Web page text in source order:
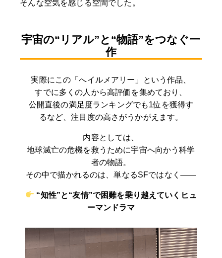
そんな空気を感じる空間でした。
宇宙の“リアル”と“物語”をつなぐ一
作
実際にこの「へイルメアリー」という作品、
すでに多くの人から高評価を集めており、
公開直後の満足度ランキングでも1位を獲得す
るなど、注目度の高さがうかがえます。
内容としては、
地球滅亡の危機を救うために宇宙へ向かう科学
者の物語。
その中で描かれるのは、単なるSFではなく——
“知性”と“友情”で困難を乗り越えていくヒュ
ーマンドラマ